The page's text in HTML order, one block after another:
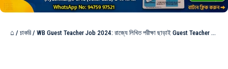
⌂ / চাকরি / WB Guest Teacher Job 2024: রাজ্যে লিখিত পরীক্ষা ছাড়াই Guest Teacher নিয়োগ, দেখুন আবেদন পদ্ধতি?